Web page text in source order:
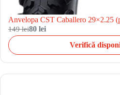
Anvelopa CST Caballero 29×2.25
149 lei80 lei
Verifică